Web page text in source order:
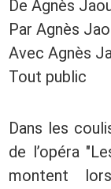
De Agnès
Par Agnès
Avec Agnès
Tout public
Dans les
de l’opéra
montent